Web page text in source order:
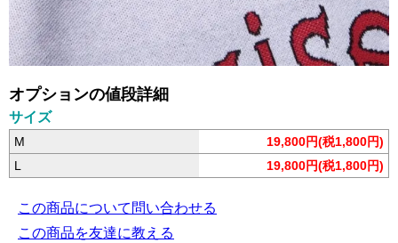
オプションの値段詳細
サイズ
M
19,800円(税1,800円)
L
19,800円(税1,800円)
この商品について問い合わせる
この商品を友達に教える